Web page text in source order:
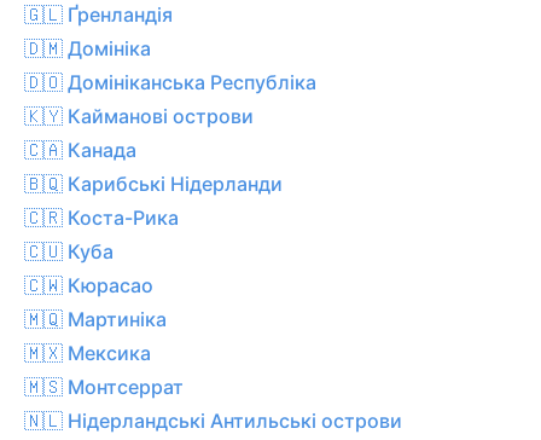
🇬🇱 Ґренландія
🇩🇲 Домініка
🇩🇴 Домініканська Республіка
🇰🇾 Кайманові острови
🇨🇦 Канада
🇧🇶 Карибські Нідерланди
🇨🇷 Коста-Рика
🇨🇺 Куба
🇨🇼 Кюрасао
🇲🇶 Мартиніка
🇲🇽 Мексика
🇲🇸 Монтсеррат
🇳🇱 Нідерландські Антильські острови